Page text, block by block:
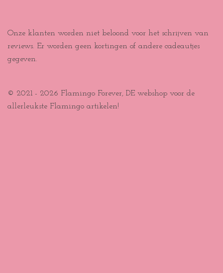
Onze klanten worden niet beloond voor het schrijven van
reviews. Er worden geen kortingen of andere cadeautjes
gegeven.
© 2021 - 2026 Flamingo Forever, DE webshop voor de
allerleukste Flamingo artikelen!